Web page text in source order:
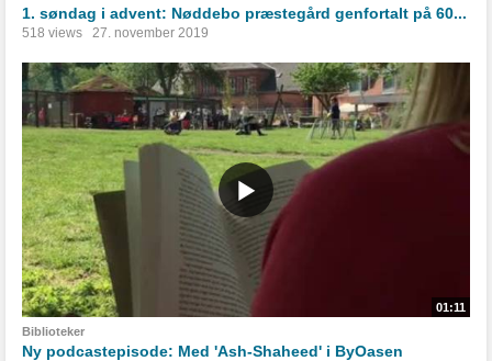
1. søndag i advent: Nøddebo præstegård genfortalt på 60...
518 views 27. november 2019
01:11
Biblioteker
Ny podcastepisode: Med 'Ash-Shaheed' i ByOasen